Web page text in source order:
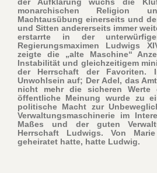
monarchischen Religion
Machtausübung einerseits und
und Sitten andererseits immer
erstarrte in der
Regierungsmaximen Ludwigs
zeigte die „alte Maschine“
Instabilität und gleichzeitigem
der Herrschaft der
Unwohlsein auf; Der Adel, das
nicht mehr die sicheren Werte
öffentliche Meinung wurde zu
politische Macht zur
Verwaltungsmaschinerie im
Maßes und der guten
Herrschaft Ludwigs. Von
geheiratet hatte, hatte Ludwig.